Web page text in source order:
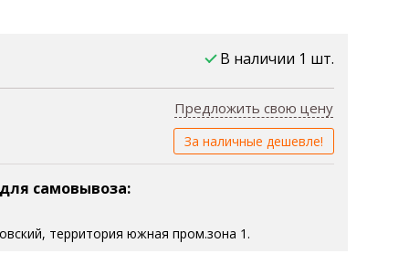
В наличии 1 шт.
Предложить свою цену
За наличные дешевле!
самовывоза:
территория южная пром.зона 1.